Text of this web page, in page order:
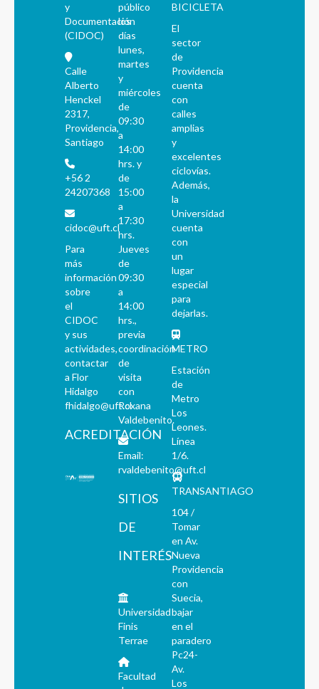
y
Documentación
(CIDOC)
Calle
Alberto
Henckel
2317,
Providencia,
Santiago
+56 2
24207368
cidoc@uft.cl
Para
más
información
sobre
el
CIDOC
y sus
actividades,
contactar
a Flor
Hidalgo
fhidalgo@uft.cl
ACREDITACIÓN
público
los
días
lunes,
martes
y
miércoles
de
09:30
a
14:00
hrs. y
de
15:00
a
17:30
hrs.
Jueves
de
09:30
a
14:00
hrs.,
previa
coordinación
de
visita
con
Roxana
Valdebenito.
Email:
rvaldebenito@uft.cl
SITIOS
DE
INTERÉS
Universidad
Finis
Terrae
Facultad
BICICLETA
El
sector
de
Providencia
cuenta
con
calles
amplias
y
excelentes
ciclovías.
Además,
la
Universidad
cuenta
con
un
lugar
especial
para
dejarlas.
METRO
Estación
de
Metro
Los
Leones.
Línea
1/6.
TRANSANTIAGO
104 /
Tomar
en Av.
Nueva
Providencia
con
Suecia,
bajar
en el
paradero
Pc24-
Av.
Los